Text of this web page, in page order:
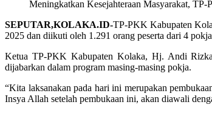
Meningkatkan Kesejahteraan Masyarakat,
SEPUTAR,KOLAKA.ID-TP-PKK Kabupaten
2025 dan diikuti oleh 1.291 orang peserta dari 4
Ketua TP-PKK Kabupaten Kolaka, Hj. Andi Rizka
dijabarkan dalam program masing-masing pokja.
“Kita laksanakan pada hari ini merupakan
Insya Allah setelah pembukaan ini, akan diawali